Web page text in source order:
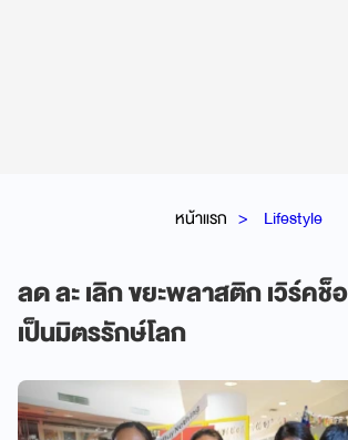
หน้าแรก Lifestyle
ลด ละ เลิก ขยะพลาสติก เวิร์ค
เป็นมิตรรักษ์โลก